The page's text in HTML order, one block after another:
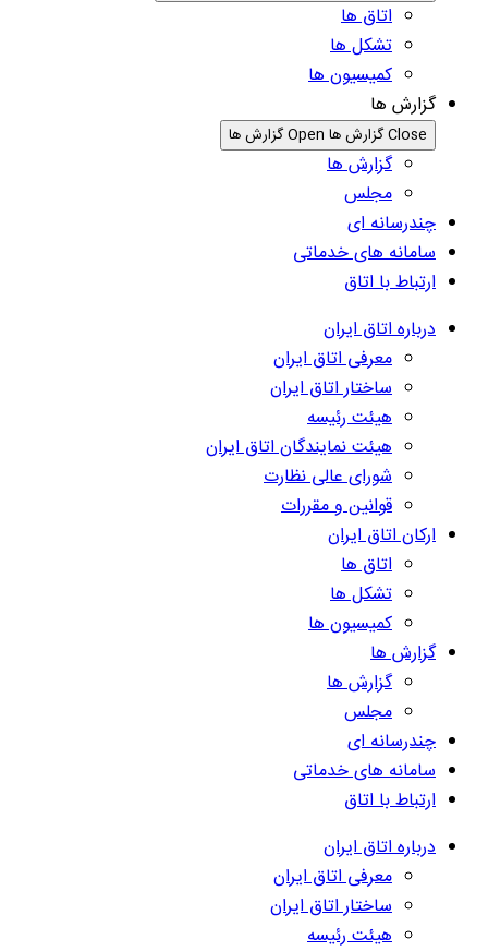
اتاق ها
تشکل ها
کمیسیون ها
گزارش ها
Close گزارش ها Open گزارش ها
گزارش ها
مجلس
چندرسانه ای
سامانه های خدماتی
ارتباط با اتاق
درباره اتاق ایران
معرفی اتاق ایران
ساختار اتاق ایران
هیئت رئیسه
هیئت نمایندگان اتاق ایران
شورای عالی نظارت
قوانین و مقررات
ارکان اتاق ایران
اتاق ها
تشکل ها
کمیسیون ها
گزارش ها
گزارش ها
مجلس
چندرسانه ای
سامانه های خدماتی
ارتباط با اتاق
درباره اتاق ایران
معرفی اتاق ایران
ساختار اتاق ایران
هیئت رئیسه